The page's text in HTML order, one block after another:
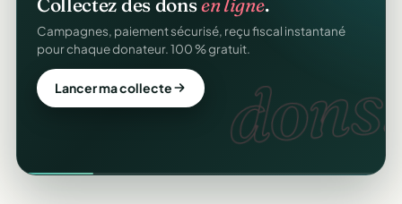
dons.
Campagnes, paiement sécurisé, reçu fiscal instantané
pour chaque donateur. 100 % gratuit.
Lancer ma collecte